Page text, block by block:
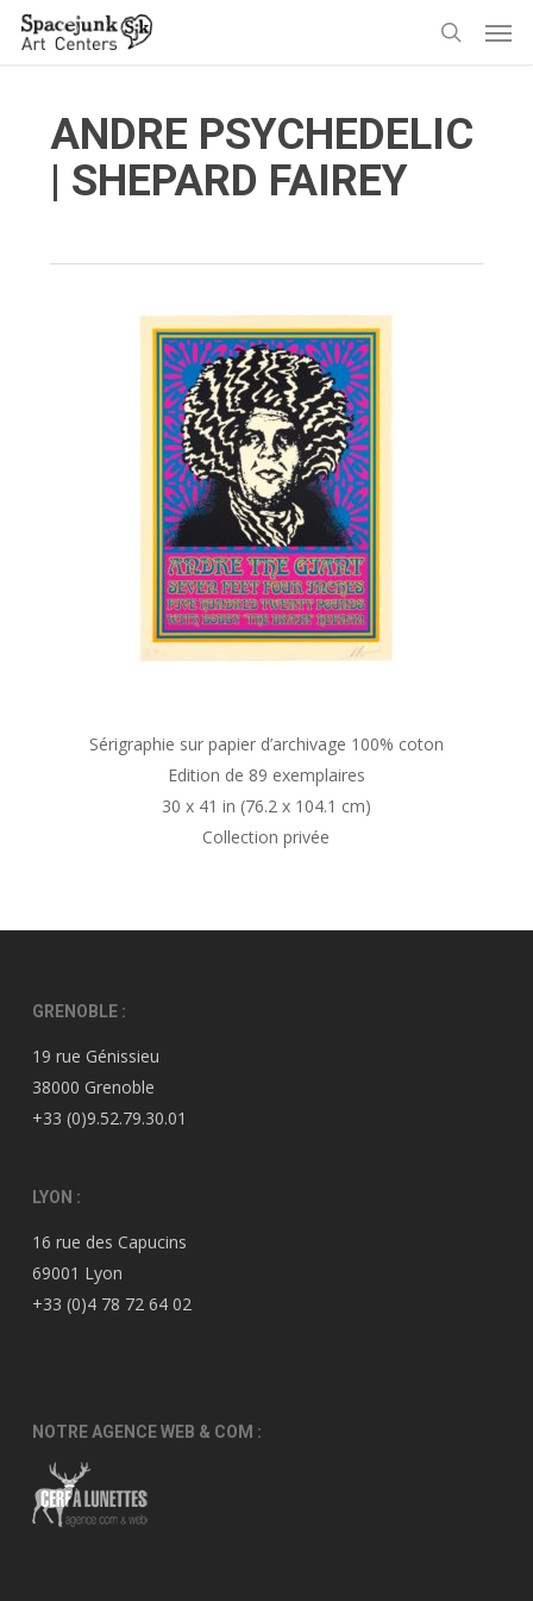
Skip
ANDRE PSYCHEDELIC
| SHEPARD FAIREY
Sérigraphie sur papier d’archivage 100% coton
Edition de 89 exemplaires
30 x 41 in (76.2 x 104.1 cm)
Collection privée
GRENOBLE :
19 rue Génissieu
38000 Grenoble
+33 (0)9.52.79.30.01
LYON :
16 rue des Capucins
69001 Lyon
+33 (0)4 78 72 64 02
NOTRE AGENCE WEB & COM :